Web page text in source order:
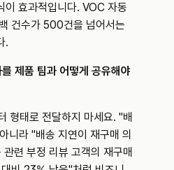
이 효과적입니다. VOC 자동
건수가 500건을 넘어서는
.
제품 팀과 어떻게 공유해야
형태로 전달하지 마세요. "배
니라 "배송 지연이 재구매 의
련 부정 리뷰 고객의 재구매